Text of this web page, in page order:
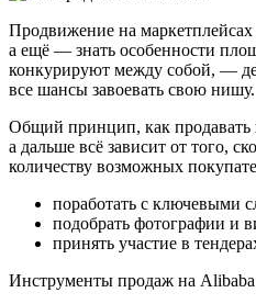
Продвижение на
а ещё — знать особенности
конкурируют между собой, —
все шансы завоевать свою нишу.
Общий принцип, как продавать
а дальше всё зависит от того,
количеству возможных
поработать с ключевыми
подобрать фотографии и
принять участие в
Инструменты продаж на Alibaba